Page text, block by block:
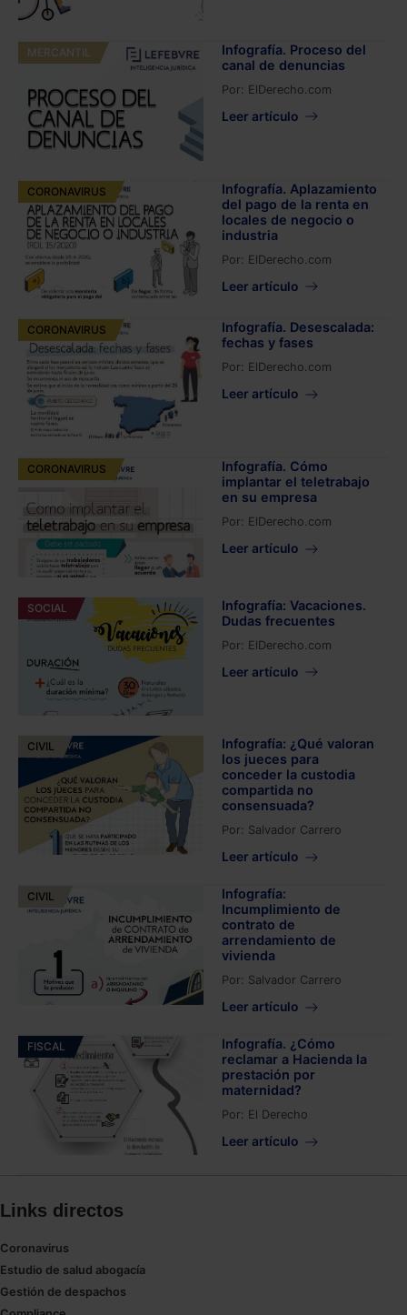
Infografía. Proceso del
canal de denuncias
Por: ElDerecho.com
Leer artículo
MERCANTIL
Infografía. Aplazamiento
del pago de la renta en
locales de negocio o
industria
Por: ElDerecho.com
Leer artículo
CORONAVIRUS
Infografía. Desescalada:
fechas y fases
Por: ElDerecho.com
Leer artículo
CORONAVIRUS
Infografía. Cómo
implantar el teletrabajo
en su empresa
Por: ElDerecho.com
Leer artículo
CORONAVIRUS
Infografía: Vacaciones.
Dudas frecuentes
Por: ElDerecho.com
Leer artículo
SOCIAL
Infografía: ¿Qué valoran
los jueces para
conceder la custodia
compartida no
consensuada?
Por: Salvador Carrero
Leer artículo
CIVIL
Infografía:
Incumplimiento de
contrato de
arrendamiento de
vivienda
Por: Salvador Carrero
Leer artículo
CIVIL
Infografía. ¿Cómo
reclamar a Hacienda la
prestación por
maternidad?
Por: El Derecho
Leer artículo
FISCAL
Links directos
Coronavirus
Estudio de salud abogacía
Gestión de despachos